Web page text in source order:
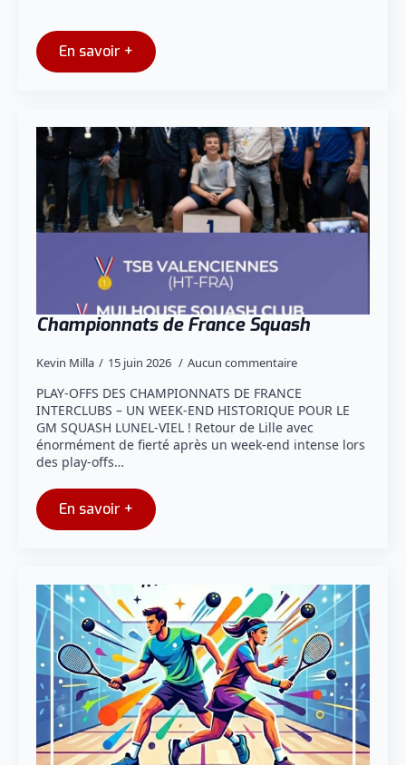
En savoir +
Championnats de France Squash
Kevin Milla 15 juin 2026 Aucun commentaire
PLAY-OFFS DES CHAMPIONNATS DE FRANCE
INTERCLUBS – UN WEEK-END HISTORIQUE POUR LE
GM SQUASH LUNEL-VIEL ! Retour de Lille avec
énormément de fierté après un week-end intense lors
des play-offs…
En savoir +